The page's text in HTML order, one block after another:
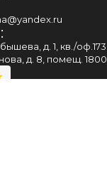
д. 1, кв./оф.173
д. 8, помещ. 1800